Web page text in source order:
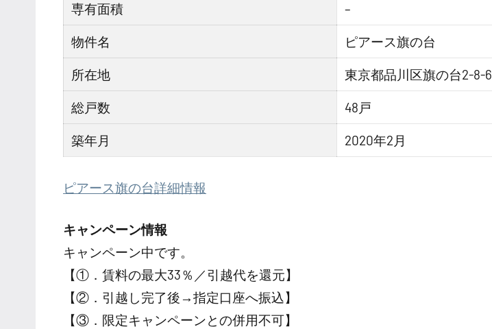
専有面積 –
物件名 ピアース旗の台
所在地 東京都品川区旗の台2-8-6
総戸数 48戸
築年月 2020年2月
ピアース旗の台詳細情報
キャンペーン情報
キャンペーン中です。
【①．賃料の最大33％／引越代を還元】
【②．引越し完了後→指定口座へ振込】
【③．限定キャンペーンとの併用不可】